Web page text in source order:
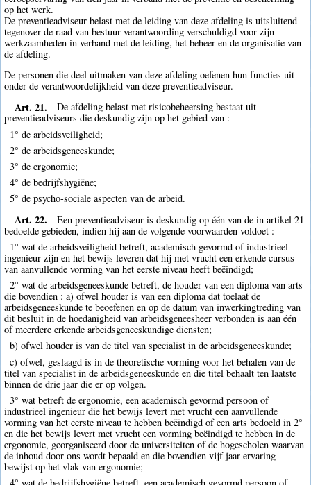
op het werk.
De preventieadviseur belast met de leiding van deze afdeling is uitsluitend
tegenover de raad van bestuur verantwoording verschuldigd voor zijn
werkzaamheden in verband met de leiding, het beheer en de organisatie van
de afdeling.
De personen die deel uitmaken van deze afdeling oefenen hun functies uit
onder de verantwoordelijkheid van deze preventieadviseur.
Art. 21.
De afdeling belast met risicobeheersing bestaat uit
preventieadviseurs die deskundig zijn op het gebied van :
1° de arbeidsveiligheid;
2° de arbeidsgeneeskunde;
3° de ergonomie;
4° de bedrijfshygiëne;
5° de psycho-sociale aspecten van de arbeid.
Art. 22.
Een preventieadviseur is deskundig op één van de in artikel 21
bedoelde gebieden, indien hij aan de volgende voorwaarden voldoet :
1° wat de arbeidsveiligheid betreft, academisch gevormd of industrieel
ingenieur zijn en het bewijs leveren dat hij met vrucht een erkende cursus
van aanvullende vorming van het eerste niveau heeft beëindigd;
2° wat de arbeidsgeneeskunde betreft, de houder van een diploma van arts
die bovendien : a) ofwel houder is van een diploma dat toelaat de
arbeidsgeneeskunde te beoefenen en op de datum van inwerkingtreding van
dit besluit in de hoedanigheid van arbeidsgeneesheer verbonden is aan één
of meerdere erkende arbeidsgeneeskundige diensten;
b) ofwel houder is van de titel van specialist in de arbeidsgeneeskunde;
c) ofwel, geslaagd is in de theoretische vorming voor het behalen van de
titel van specialist in de arbeidsgeneeskunde en die titel behaalt ten laatste
binnen de drie jaar die er op volgen.
3° wat betreft de ergonomie, een academisch gevormd persoon of
industrieel ingenieur die het bewijs levert met vrucht een aanvullende
vorming van het eerste niveau te hebben beëindigd of een arts bedoeld in 2°
en die het bewijs levert met vrucht een vorming beëindigd te hebben in de
ergonomie, georganiseerd door de universiteiten of de hogescholen waarvan
de inhoud door ons wordt bepaald en die bovendien vijf jaar ervaring
bewijst op het vlak van ergonomie;